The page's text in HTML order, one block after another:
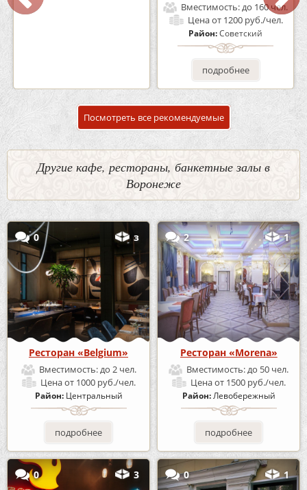
Вместимость: Вместимость:до 160 чел.
Ценаот 1200 руб./чел.
Район:Советский
подробнее
Посмотреть все рекомендуемые
Другие кафе, рестораны, банкетные залы в
Воронеже
0 з
Ресторан «Belgium»
Вместимость:до 2 чел.
Ценаот 1000 руб./чел.
Район: Центральный
подробнее
2 1
Ресторан «Morena»
Вместимость:до 50 чел.
Ценаот 1500 руб./чел.
Район:Левобережный
подробнее
0 3 0 1